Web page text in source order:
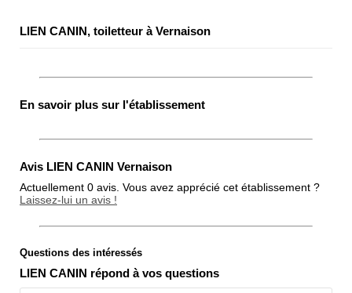
LIEN CANIN, toiletteur à Vernaison
En savoir plus sur l'établissement
Avis LIEN CANIN Vernaison
Actuellement 0 avis. Vous avez apprécié cet établissement ?
Laissez-lui un avis !
Note globale
Questions des intéressés
LIEN CANIN répond à vos questions